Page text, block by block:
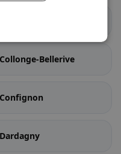
Collonge-Bellerive
Confignon
Dardagny